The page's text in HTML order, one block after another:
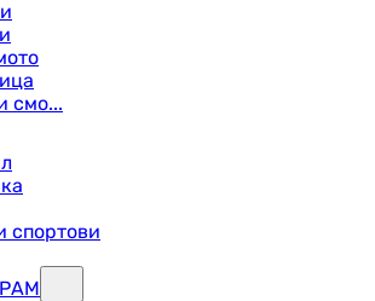
смо...
спортови